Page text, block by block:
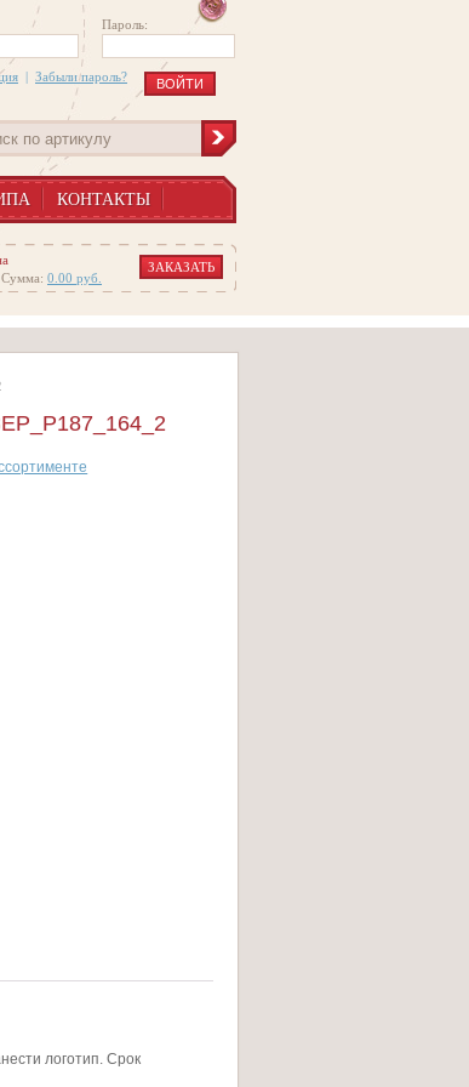
Пароль:
| Забыли пароль?
КОНТАКТЫ
Сумма: 0.00 руб.
ЗАКАЗАТЬ
логотип. Срок